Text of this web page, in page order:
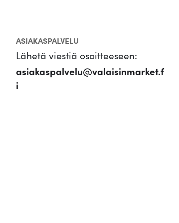
ASIAKASPALVELU
Lähetä viestiä osoitteeseen:
asiakaspalvelu@valaisinmarket.f
i